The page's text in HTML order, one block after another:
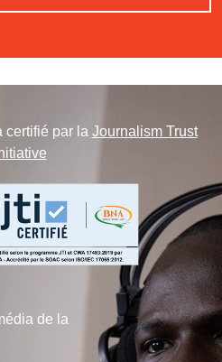
certifié par la Journalism Trust
de la